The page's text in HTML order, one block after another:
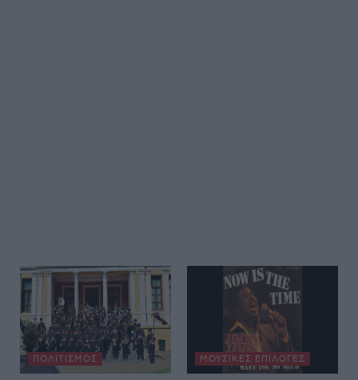
ΠΟΛΙΤΙΣΜΌΣ ΜΟΥΣΙΚΈΣ ΕΠΙΛΟΓΈΣ